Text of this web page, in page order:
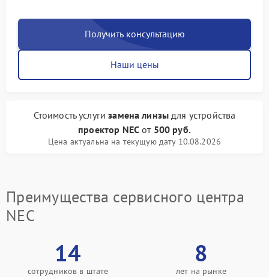
Получить консультацию
Наши цены
Стоимость услугизамена линзы для устройства
проектор NEC от 500 руб.
Цена актуальна на текущую дату 10.08.2026
Преимущества сервисного центра
NEC
14
сотрудников в штате
8
лет на рынке